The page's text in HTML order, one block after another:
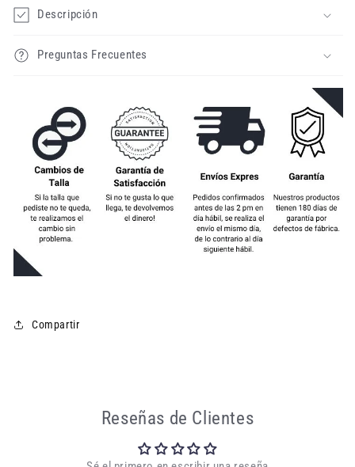
Descripción
Preguntas Frecuentes
Compartir
Reseñas de Clientes